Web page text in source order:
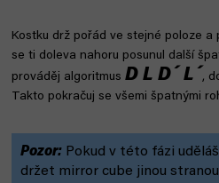
Kostku drž pořád ve stejné poloze
se ti doleva nahoru posunul další
prováděj algoritmus D L D´ L´
,
Takto pokračuj se všemi špatnými
Pozor: Pokud v této fázi
držet mirror cube jinou